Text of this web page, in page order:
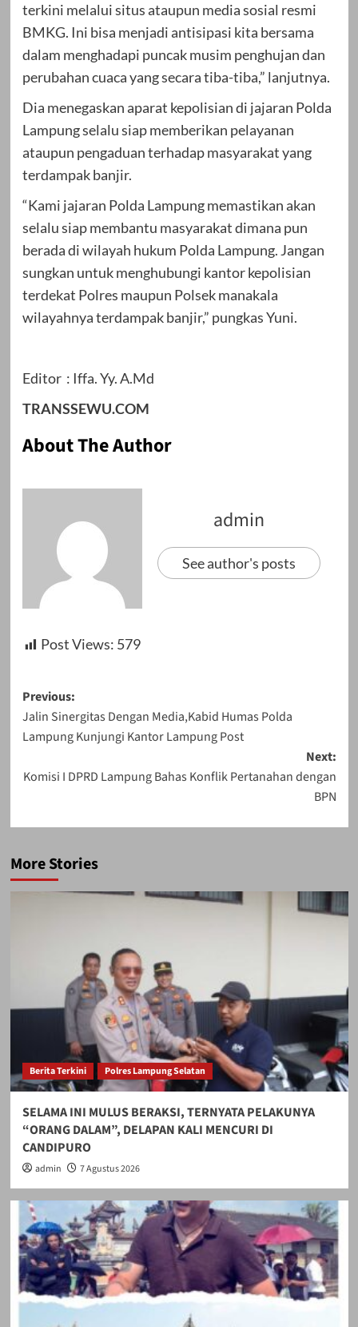
terkini melalui situs ataupun media sosial resmi
BMKG. Ini bisa menjadi antisipasi kita bersama
dalam menghadapi puncak musim penghujan dan
perubahan cuaca yang secara tiba-tiba,” lanjutnya.
Dia menegaskan aparat kepolisian di jajaran Polda
Lampung selalu siap memberikan pelayanan
ataupun pengaduan terhadap masyarakat yang
terdampak banjir.
“Kami jajaran Polda Lampung memastikan akan
selalu siap membantu masyarakat dimana pun
berada di wilayah hukum Polda Lampung. Jangan
sungkan untuk menghubungi kantor kepolisian
terdekat Polres maupun Polsek manakala
wilayahnya terdampak banjir,” pungkas Yuni.
Editor : Iffa. Yy. A.Md
TRANSSEWU.COM
About The Author
admin
See author's posts
Post Views: 579
Post
navigation
Previous:
Jalin Sinergitas Dengan Media,Kabid Humas Polda
Lampung Kunjungi Kantor Lampung Post
Next:
Komisi I DPRD Lampung Bahas Konflik Pertanahan dengan
BPN
More Stories
Berita Terkini Polres Lampung Selatan
SELAMA INI MULUS BERAKSI, TERNYATA PELAKUNYA
“ORANG DALAM”, DELAPAN KALI MENCURI DI
CANDIPURO
admin 7 Agustus 2026